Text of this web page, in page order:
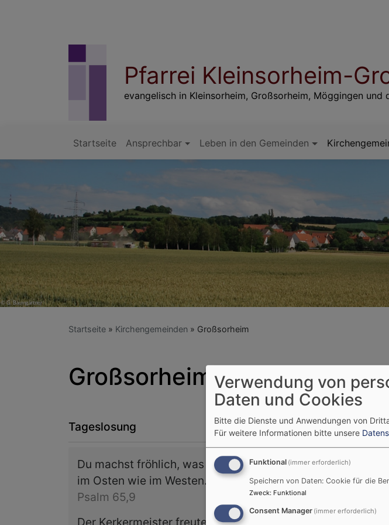
Pfarrei Kleinsorheim-
evangelisch in Kleinsorheim, Großsorheim, Möggingen und
Hauptnavigation
Startseite Ansprechbar Leben in den Gemeinden
Startseite Kirchengemeinden Großsorheim
Großsorheim
Tageslosung
Du machst fröhlich, was da lebet
im Osten wie im Westen.
Psalm 65,9
Der Kerkermeister freute sich mit
Liturgischer
02.08.2026 9.
Wochenspruch:
Verwendung von
Daten und Cookies
Bitte die Dienste und Anwendungen von
Für weitere Informationen bitte unsere
Funktional (immer erforderlich)
Speichern von Daten: Cookie für die
Zweck: Funktional
Consent Manager (immer erforderlich)